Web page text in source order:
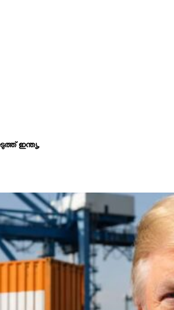
ഇന്ത്യ,